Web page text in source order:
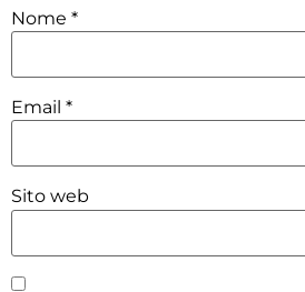
Nome *
Email *
Sito web